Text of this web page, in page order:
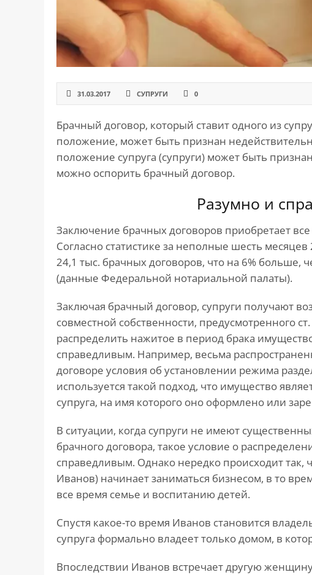
г. Москва, ст. м. «Марксистская», ул.
Марксистская, д. 3, стр. 1
kmsud@yandex.ru
+7 (495) 642-27-02
+7 (936) 281-45-11
31.03.2017 СУПРУГИ 0
Брачный договор, который ставит одного из
положение, может быть признан
положение супруга (супруги) может быть
можно оспорить брачный договор.
Разумно и
Заключение брачных договоров приобретает
Согласно статистике за неполные шесть
24,1 тыс. брачных договоров, что на 6% больше,
(данные Федеральной нотариальной палаты).
Заключая брачный договор, супруги получают
совместной собственности, предусмотренного
распределить нажитое в период брака
справедливым. Например, весьма
договоре условия об установлении режима
используется такой подход, что имущество
супруга, на имя которого оно оформлено или
В ситуации, когда супруги не имеют
брачного договора, такое условие о
справедливым. Однако нередко происходит так,
Иванов) начинает заниматься бизнесом, в то
все время семье и воспитанию детей.
Спустя какое-то время Иванов становится
супруга формально владеет только домом, в
Впоследствии Иванов встречает другую